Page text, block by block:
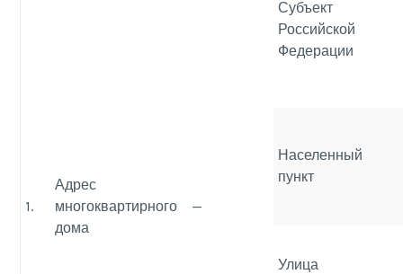
1.
Адрес
многоквартирного
дома
—
Субъект
Российской
Федерации
Населенный
пункт
Улица